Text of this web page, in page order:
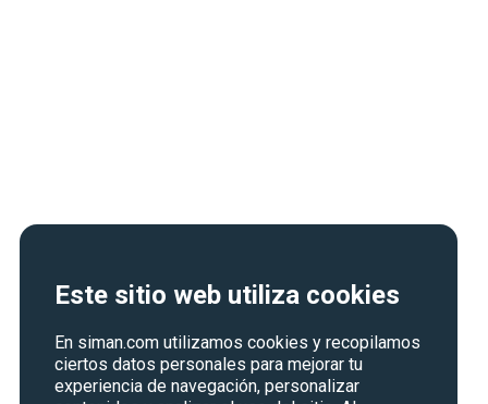
Este sitio web utiliza cookies
En siman.com utilizamos cookies y recopilamos
ciertos datos personales para mejorar tu
experiencia de navegación, personalizar